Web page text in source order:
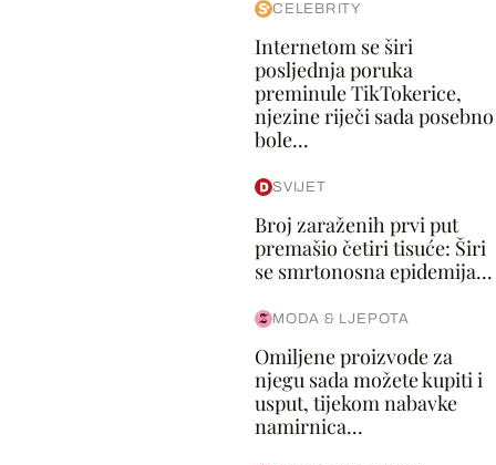
CELEBRITY
Internetom se širi
posljednja poruka
preminule TikTokerice,
njezine riječi sada posebno
bole...
SVIJET
Broj zaraženih prvi put
premašio četiri tisuće: Širi
se smrtonosna epidemija...
MODA & LJEPOTA
Omiljene proizvode za
njegu sada možete kupiti i
usput, tijekom nabavke
namirnica...